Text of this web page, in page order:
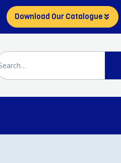
Download Our Catalogue